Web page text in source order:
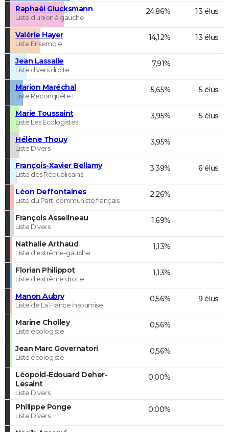
Raphaël Glucksmann
Liste d'union à gauche
24,86% 13 élus
Valérie Hayer
Liste Ensemble
14,12% 13 élus
Jean Lassalle
Liste divers droite
7,91%
Marion Maréchal
Liste Reconquête !
5,65% 5 élus
Marie Toussaint
Liste Les Ecologistes
3,95% 5 élus
Hélène Thouy
Liste Divers
3,95%
François-Xavier Bellamy
Liste des Républicains
3,39% 6 élus
Léon Deffontaines
Liste du Parti communiste français
2,26%
François Asselineau
Liste Divers
1,69%
Nathalie Arthaud
Liste d'extrême-gauche
1,13%
Florian Philippot
Liste d'extrême droite
1,13%
Manon Aubry
Liste de La France insoumise
0,56% 9 élus
Marine Cholley
Liste écologiste
0,56%
Jean Marc Governatori
Liste écologiste
0,56%
Léopold-Edouard Deher-
Lesaint
Liste Divers
0,00%
Philippe Ponge
Liste Divers
0,00%